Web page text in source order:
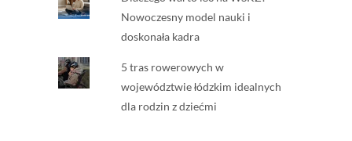
Nowoczesny model nauki i
doskonała kadra
5 tras rowerowych w
województwie łódzkim idealnych
dla rodzin z dziećmi